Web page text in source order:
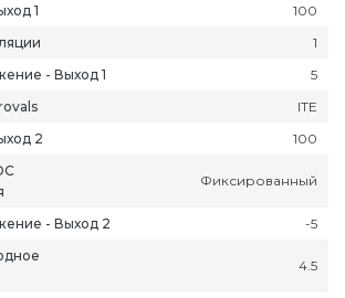
1
100
1
- Выход 1
5
ITE
2
100
Фиксированный
- Выход 2
-5
4.5